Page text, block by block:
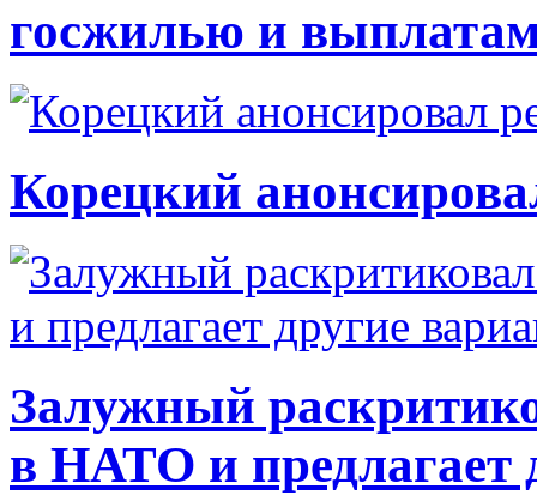
госжилью и
Корецкий
Залужный
в НАТО и предлагает